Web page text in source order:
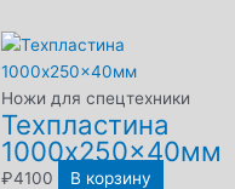
Ножи для спецтехники
Техпластина
1000x250x40мм
₽4100 В корзину